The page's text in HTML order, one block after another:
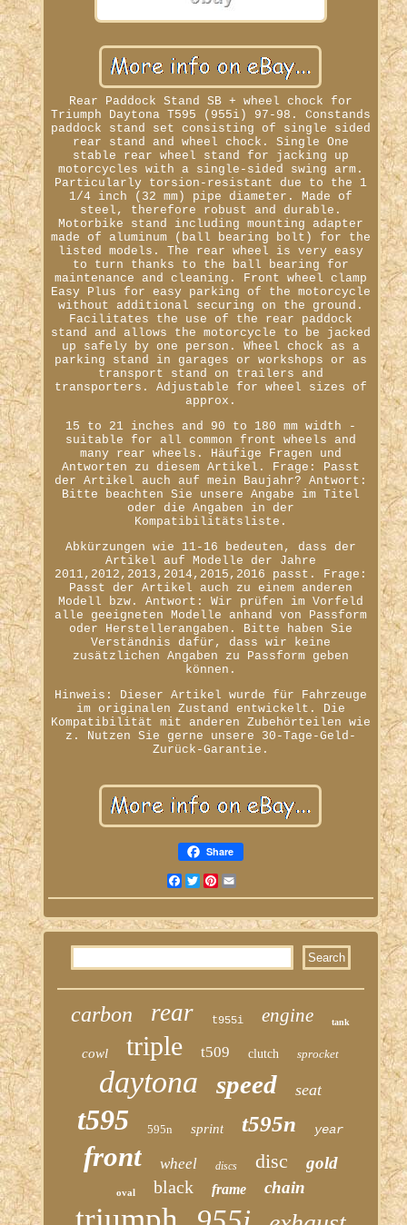
Rear Paddock Stand SB + wheel chock for
Triumph Daytona T595 (955i) 97-98. Constands
paddock stand set consisting of single sided
rear stand and wheel chock. Single One
stable rear wheel stand for jacking up
motorcycles with a single-sided swing arm.
Particularly torsion-resistant due to the 1
1/4 inch (32 mm) pipe diameter. Made of
steel, therefore robust and durable.
Motorbike stand including mounting adapter
made of aluminum (ball bearing bolt) for the
listed models. The rear wheel is very easy
to turn thanks to the ball bearing for
maintenance and cleaning. Front wheel clamp
Easy Plus for easy parking of the motorcycle
without additional securing on the ground.
Facilitates the use of the rear paddock
stand and allows the motorcycle to be jacked
up safely by one person. Wheel chock as a
parking stand in garages or workshops or as
transport stand on trailers and
transporters. Adjustable for wheel sizes of
approx.
15 to 21 inches and 90 to 180 mm width -
suitable for all common front wheels and
many rear wheels. Häufige Fragen und
Antworten zu diesem Artikel. Frage: Passt
der Artikel auch auf mein Baujahr? Antwort:
Bitte beachten Sie unsere Angabe im Titel
oder die Angaben in der
Kompatibilitätsliste.
Abkürzungen wie 11-16 bedeuten, dass der
Artikel auf Modelle der Jahre
2011,2012,2013,2014,2015,2016 passt. Frage:
Passt der Artikel auch zu einem anderen
Modell bzw. Antwort: Wir prüfen im Vorfeld
alle geeigneten Modelle anhand von Passform
oder Herstellerangaben. Bitte haben Sie
Verständnis dafür, dass wir keine
zusätzlichen Angaben zu Passform geben
können.
Hinweis: Dieser Artikel wurde für Fahrzeuge
im originalen Zustand entwickelt. Die
Kompatibilität mit anderen Zubehörteilen wie
z. Nutzen Sie gerne unsere 30-Tage-Geld-
Zurück-Garantie.
Share
Facebook
TwitterPinterest
carbon rear t955i engine tank
cowl triple t509 clutch sprocket
daytona speed seat
t595 595n sprint t595n year
front wheel discs disc gold
oval black frame chain